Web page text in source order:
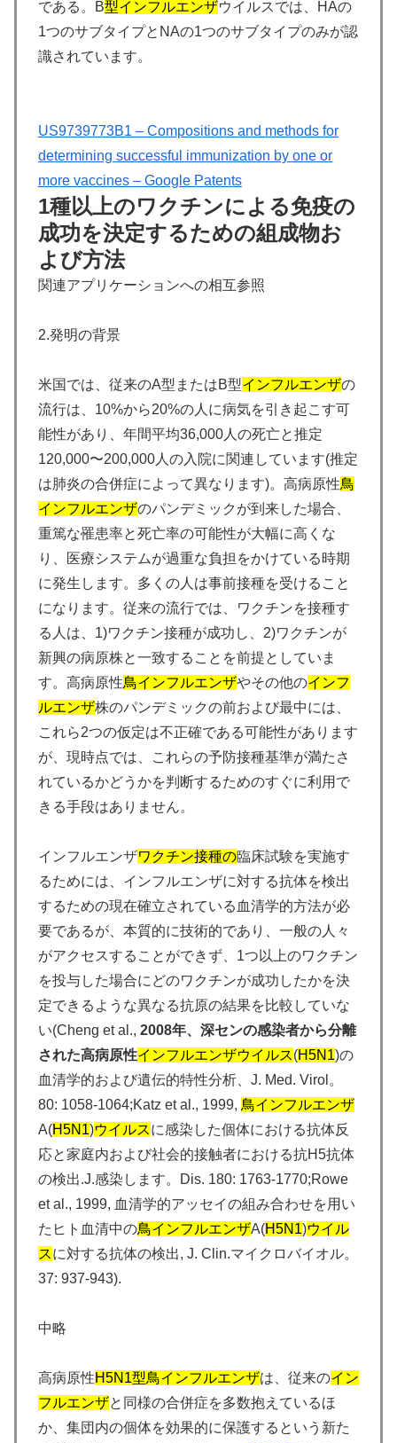
である。B型インフルエンザウイルスでは、HAの
1つのサブタイプとNAの1つのサブタイプのみが認
識されています。
US9739773B1 – Compositions and methods for
determining successful immunization by one or
more vaccines – Google Patents
1種以上のワクチンによる免疫の
成功を決定するための組成物お
よび方法
関連アプリケーションへの相互参照
2.発明の背景
米国では、従来のA型またはB型インフルエンザの
流行は、10%から20%の人に病気を引き起こす可
能性があり、年間平均36,000人の死亡と推定
120,000〜200,000人の入院に関連しています(推定
は肺炎の合併症によって異なります)。高病原性鳥
インフルエンザのパンデミックが到来した場合、
重篤な罹患率と死亡率の可能性が大幅に高くな
り、医療システムが過重な負担をかけている時期
に発生します。多くの人は事前接種を受けること
になります。従来の流行では、ワクチンを接種す
る人は、1)ワクチン接種が成功し、2)ワクチンが
新興の病原株と一致することを前提としていま
す。高病原性鳥インフルエンザやその他のインフ
ルエンザ株のパンデミックの前および最中には、
これら2つの仮定は不正確である可能性があります
が、現時点では、これらの予防接種基準が満たさ
れているかどうかを判断するためのすぐに利用で
きる手段はありません。
インフルエンザワクチン接種の臨床試験を実施す
るためには、インフルエンザに対する抗体を検出
するための現在確立されている血清学的方法が必
要であるが、本質的に技術的であり、一般の人々
がアクセスすることができず、1つ以上のワクチン
を投与した場合にどのワクチンが成功したかを決
定できるような異なる抗原の結果を比較していな
い(Cheng et al., 2008年、深センの感染者から分離
された高病原性インフルエンザウイルス(H5N1)の
血清学的および遺伝的特性分析、J. Med. Virol。
80: 1058-1064;Katz et al., 1999, 鳥インフルエンザ
A(H5N1)ウイルスに感染した個体における抗体反
応と家庭内および社会的接触者における抗H5抗体
の検出.J.感染します。Dis. 180: 1763-1770;Rowe
et al., 1999, 血清学的アッセイの組み合わせを用い
たヒト血清中の鳥インフルエンザA(H5N1)ウイル
スに対する抗体の検出, J. Clin.マイクロバイオル。
37: 937-943).
中略
高病原性H5N1型鳥インフルエンザは、従来のイン
フルエンザと同様の合併症を多数抱えているほ
か、集団内の個体を効果的に保護するという新た